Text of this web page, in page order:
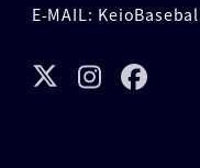
E-MAIL: